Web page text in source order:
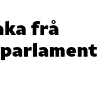
frå